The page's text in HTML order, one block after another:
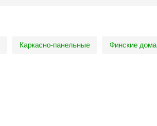
Каркасно-панельные Финские дома